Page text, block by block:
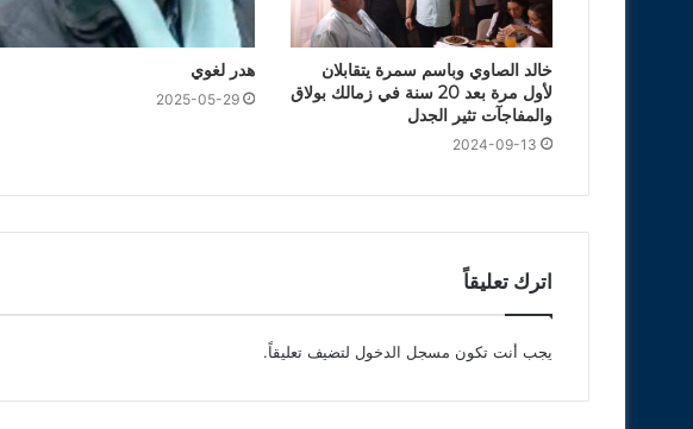
خالد الصاوي وباسم سمرة يتقابلان
لأول مرة بعد 20 سنة في زمالك بولاق
والمفاجآت تثير الجدل
2024-09-13
هدر لغوي
2025-05-29
اترك تعليقاً
يجب أنت تكون مسجل الدخول لتضيف تعليقاً.